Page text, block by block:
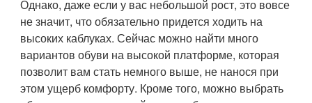
Однако, даже если у вас небольшой рост, это вовсе
не значит, что обязательно придется ходить на
высоких каблуках. Сейчас можно найти много
вариантов обуви на высокой платформе, которая
позволит вам стать немного выше, не нанося при
этом ущерб комфорту. Кроме того, можно выбрать